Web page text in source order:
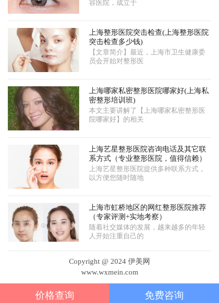
容医院，成立于
上海整形医院突击检查(上海整形医院
突击检查多少钱)
【文章简介】最近，上海市卫生健康委
员会开始对整形医
上海哪家私密整形医院哪家好(上海私
密整形培训班)
本文主要讲解了【上海哪家私密整形医
院哪家好】的相关
上海艺星整形医院咨询电话及其它联
系方式（专业整形医院，值得信赖）
上海艺星整形医院提供多种联系方式，
以方便您随时随地
上海市虹桥地区的网红整形医院推荐
（专家评测+实地考察）
随着社交媒体的发展，越来越多的年轻
人开始注重自己的
Copyright @ 2024 伊美网
www.wxmein.com
价格查询 免费咨询